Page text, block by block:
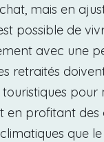
mais en
possible de
avec une
retraités
pour
en profitant des
que